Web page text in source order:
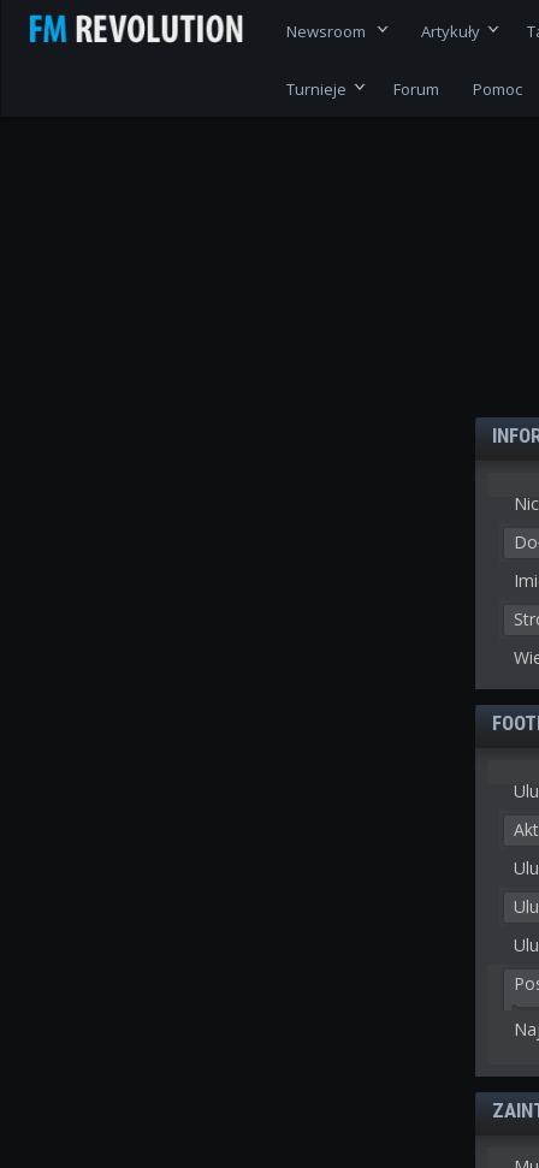
Newsroom Artykuły
Turnieje Forum Pomoc